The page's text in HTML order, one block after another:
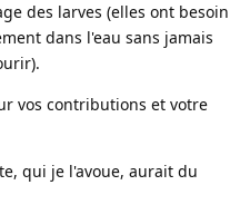
des larves (elles ont besoin
dans l'eau sans jamais
vos contributions et votre
qui je l'avoue, aurait du